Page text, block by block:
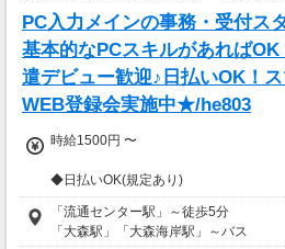
PC入力メインの事務・受付ス
基本的なPCスキルがあれば
遣デビュー歓迎♪日払いOK！
WEB登録会実施中★/he803
時給1500円 〜
◆日払いOK(規定あり)
◆残業代全額支給
＜週5日勤務の方＞
「流通センター駅」～徒歩5分
「大森駅」「大森海岸駅」～バス